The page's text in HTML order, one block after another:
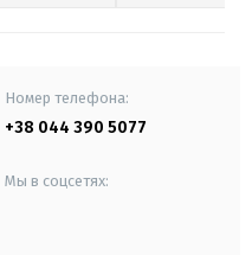
Номер телефона:
+38 044 390 5077
Мы в соцсетях: